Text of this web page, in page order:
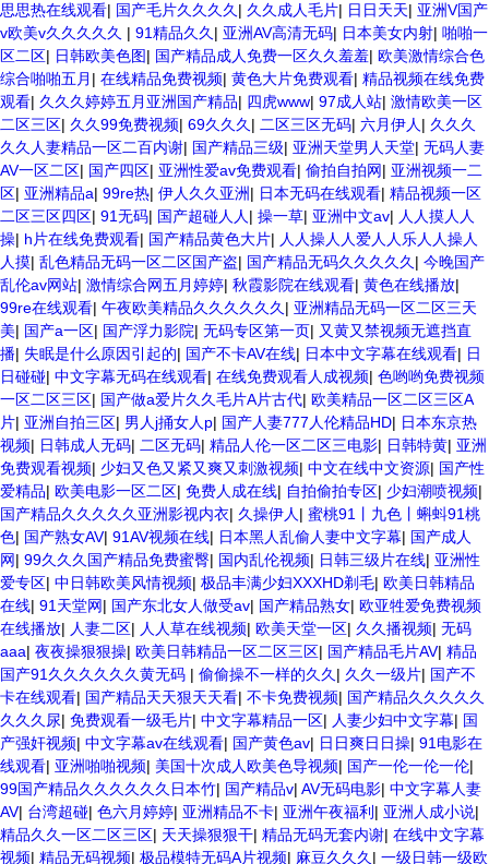
思思热在线观看| 国产毛片久久久久 | 久久成人毛片| 日日天天| 亚洲V国产
v欧美v久久久久久 | 91精品久久 | 亚洲AV高清无码| 日本美女内射| 啪啪一
区二区| 日韩欧美色图| 国产精品成人免费一区久久羞羞| 欧美激情综合色
综合啪啪五月 | 在线精品免费视频| 黄色大片免费观看| 精品视频在线免费
观看| 久久久婷婷五月亚洲国产精品| 四虎www| 97成人站| 激情欧美一区
二区三区| 久久99免费视频| 69久久久 | 二区三区无码| 六月伊人 | 久久久
久久人妻精品一区二百内谢| 国产精品三级| 亚洲天堂男人天堂| 无码人妻
AV一区二区| 国产四区| 亚洲性爱av免费观看| 偷拍自拍网| 亚洲视频一二
区| 亚洲精品a| 99re热| 伊人久久亚洲| 日本无码在线观看| 精品视频一区
二区三区四区| 91无码| 国产超碰人人 | 操一草| 亚洲中文av| 人人摸人人
操| h片在线免费观看| 国产精品黄色大片| 人人操人人爱人人乐人人操人
人摸| 乱色精品无码一区二区国产盗| 国产精品无码久久久久久 | 今晚国产
乱伦av网站| 激情综合网五月婷婷| 秋霞影院在线观看| 黄色在线播放|
99re在线观看| 午夜欧美精品久久久久久久 | 亚洲精品无码一区二区三天
美| 国产a一区| 国产浮力影院| 无码专区第一页| 又黄又禁视频无遮挡直
播| 失眠是什么原因引起的| 国产不卡AV在线| 日本中文字幕在线观看| 日
日碰碰| 中文字幕无码在线观看| 在线免费观看人成视频| 色哟哟免费视频
一区二区三区| 国产做a爱片久久毛片A片古代| 欧美精品一区二区三区A
片| 亚洲自拍三区| 男人j捅女人p| 国产人妻777人伦精品HD| 日本东京热
视频| 日韩成人无码| 二区无码| 精品人伦一区二区三电影| 日韩特黄| 亚洲
免费观看视频| 少妇又色又紧又爽又刺激视频| 中文在线中文资源| 国产性
爱精品| 欧美电影一区二区| 免费人成在线| 自拍偷拍专区| 少妇潮喷视频|
国产精品久久久久久亚洲影视内衣| 久操伊人 | 蜜桃91丨九色丨蝌蚪91桃
色| 国产熟女AV| 91AV视频在线| 日本黑人乱偷人妻中文字幕| 国产成人
网| 99久久久国产精品免费蜜臀| 国内乱伦视频| 日韩三级片在线| 亚洲性
爱专区| 中日韩欧美风情视频| 极品丰满少妇XXXHD剃毛| 欧美日韩精品
在线| 91天堂网| 国产东北女人做受av| 国产精品熟女| 欧亚牲爱免费视频
在线播放| 人妻二区| 人人草在线视频| 欧美天堂一区| 久久播视频| 无码
aaa| 夜夜操狠狠操| 欧美日韩精品一区二区三区| 国产精品毛片AV| 精品
国产91久久久久久久黄无码 | 偷偷操不一样的久久 | 久久一级片| 国产不
卡在线观看| 国产精品天天狠天天看| 不卡免费视频| 国产精品久久久久久
久久久尿| 免费观看一级毛片| 中文字幕精品一区| 人妻少妇中文字幕| 国
产强奸视频| 中文字幕av在线观看| 国产黄色av| 日日爽日日操| 91电影在
线观看| 亚洲啪啪视频| 美国十次成人欧美色导视频| 国产一伦一伦一伦|
99国产精品久久久久久久日本竹| 国产精品v| AV无码电影| 中文字幕人妻
AV| 台湾超碰| 色六月婷婷| 亚洲精品不卡| 亚洲午夜福利 | 亚洲人成小说|
精品久久一区二区三区| 天天操狠狠干| 精品无码无套内谢| 在线中文字幕
视频| 精品无码视频| 极品模特无码A片视频| 麻豆久久久 | 一级日韩一级欧